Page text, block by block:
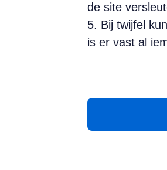
de site
5. Bij twijfel
is er vast al